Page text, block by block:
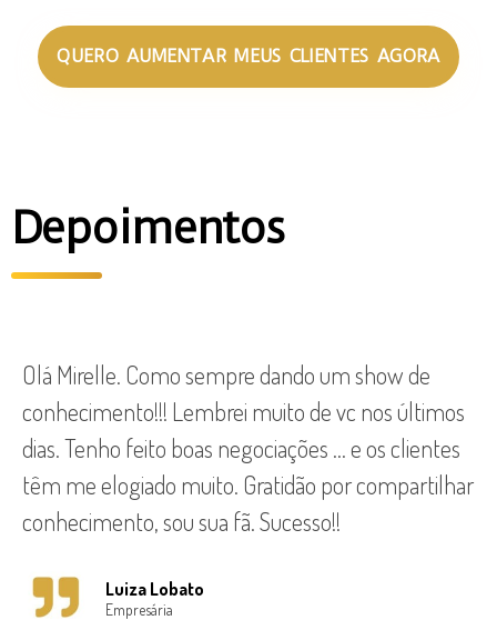
QUERO AUMENTAR MEUS CLIENTES AGORA
Depoimentos
Olá Mirelle. Como sempre dando um show de
conhecimento!!! Lembrei muito de vc nos últimos
dias. Tenho feito boas negociações … e os clientes
têm me elogiado muito. Gratidão por compartilhar
conhecimento, sou sua fã. Sucesso!!
Luiza Lobato
Empresária